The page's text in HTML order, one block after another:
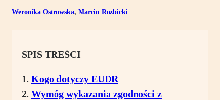
Weronika Ostrowska, Marcin Rozbicki
SPIS TREŚCI
Kogo dotyczy EUDR
Wymóg wykazania zgodności z